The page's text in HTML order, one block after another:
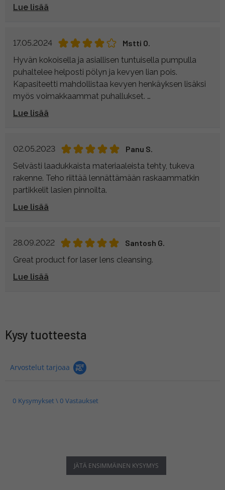
monsteri!!!!
Lue lisää
17.05.2024
Mstti O.
Hyvän kokoisella ja asiallisen tuntuisella pumpulla
puhaltelee helposti pölyn ja kevyen lian pois.
Kapasiteetti mahdollistaa kevyen henkäyksen lisäksi
myös voimakkaammat puhallukset.
Muotoilun ansiosta pumppu pysyy myös
pystyasennossa.
Ilman tätä puutetta olisin antanut täydet viisi tähteä.
Lue lisää
02.05.2023
Panu S.
Selvästi laadukkaista materiaaleista tehty, tukeva
rakenne. Teho riittää lennättämään raskaammatkin
partikkelit lasien pinnoilta.
Lue lisää
28.09.2022
Santosh G.
Great product for laser lens cleansing.
Lue lisää
Kysy tuotteesta
Arvostelut tarjoaa
0 Kysymykset \ 0 Vastaukset
JÄTÄ ENSIMMÄINEN KYSYMYS